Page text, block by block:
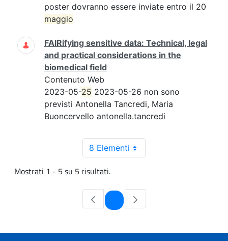
poster dovranno essere inviate entro il 20
maggio
FAIRifying sensitive data: Technical, legal
and practical considerations in the
biomedical field
Contenuto Web
2023-05-25 2023-05-26 non sono
previsti Antonella Tancredi, Maria
Buoncervello antonella.tancredi
8 Elementi
Mostrati 1 - 5 su 5 risultati.
Pagina